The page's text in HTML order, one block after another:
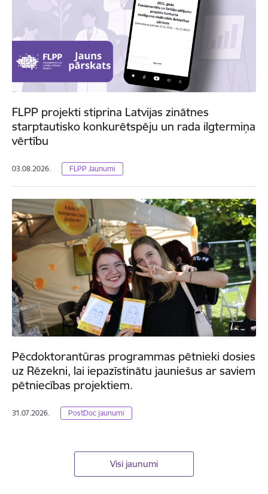
FLPP projekti stiprina Latvijas zinātnes
starptautisko konkurētspēju un rada ilgtermiņa
vērtību
03.08.2026. FLPP Jaunumi
Pēcdoktorantūras programmas pētnieki dosies
uz Rēzekni, lai iepazīstinātu jauniešus ar saviem
pētniecības projektiem.
31.07.2026. PostDoc jaunumi
Visi jaunumi